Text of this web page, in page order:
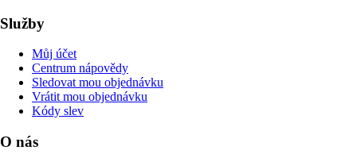
Služby
Můj účet
Centrum nápovědy
Sledovat mou objednávku
Vrátit mou objednávku
Kódy slev
O nás